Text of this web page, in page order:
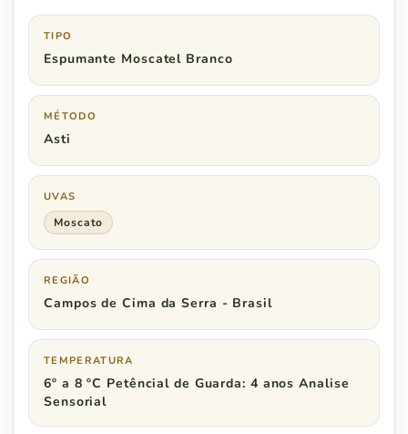
TIPO
Espumante Moscatel Branco
MÉTODO
Asti
UVAS
Moscato
REGIÃO
Campos de Cima da Serra - Brasil
TEMPERATURA
6º a 8 ºC Petêncial de Guarda: 4 anos Analise
Sensorial